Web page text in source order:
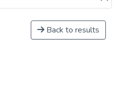
Back to results